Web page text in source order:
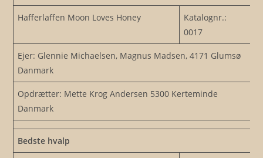
Hafferlaffen Moon Loves Honey
Katalognr.:
0017
Ejer: Glennie Michaelsen, Magnus Madsen, 4171 Glumsø
Danmark
Opdrætter: Mette Krog Andersen 5300 Kerteminde
Danmark
Bedste hvalp